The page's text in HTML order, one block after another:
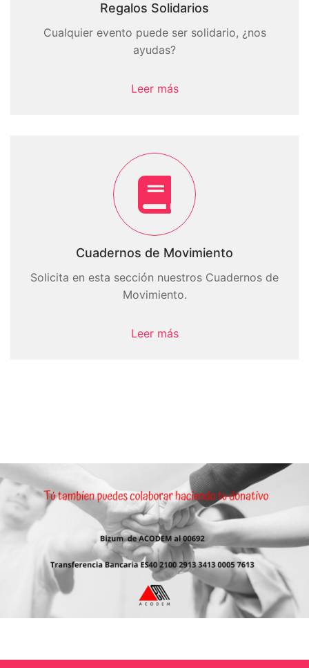
Regalos Solidarios
Cualquier evento puede ser solidario, ¿nos
ayudas?
Leer más
Cuadernos de Movimiento
Solicita en esta sección nuestros Cuadernos de
Movimiento.
Leer más